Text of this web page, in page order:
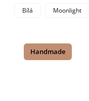
Bílá Moonlight
Handmade